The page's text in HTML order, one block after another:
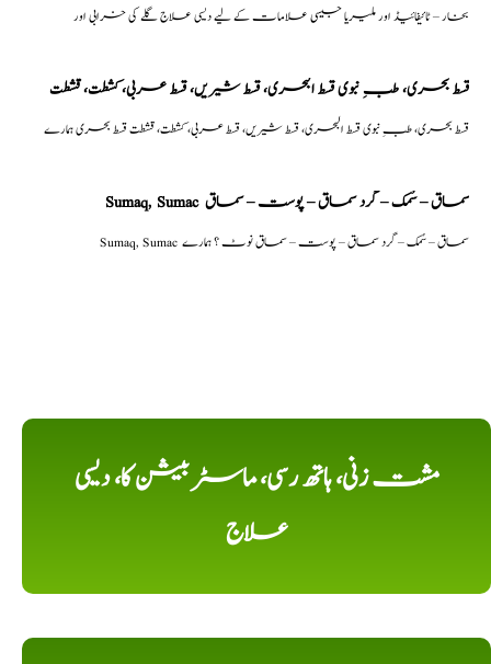
بخار – ٹائیفائیڈ اور ملیریا جیسی علامات کے لیے دیسی علاج گلے کی خرابی اور
قسط بحری، طبِ نبوی قسط البحری، قسط شیریں، قسط عربی، كشطت، قشطت
قسط بحری، طبِ نبوی قسط البحری، قسط شیریں، قسط عربی، كشطت، قشطت قسط بحری ہمارے
Sumaq, Sumac سماق – سُمک – گرد سماق – پوست – سماق
Sumaq, Sumac سماق – سُمک – گرد سماق – پوست – سماق نوٹ ؟ ہمارے
مشت زنی، ہاتھ رسی، ماسٹر بیشن کا، دیسی
علاج